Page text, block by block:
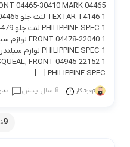
04465-30410 MARK
PHILIPPINE SPEC […]
تویوتاکار 8 سال پیش
9